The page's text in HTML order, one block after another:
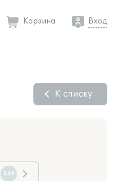
Корзина Вход
К списку
339